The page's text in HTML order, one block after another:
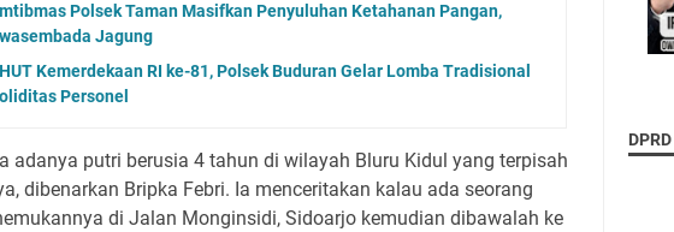
Polsek Taman Masifkan Penyuluhan Ketahanan Pangan,
Jagung
Kemerdekaan RI ke-81, Polsek Buduran Gelar Lomba Tradisional
Personel
adanya putri berusia 4 tahun di wilayah Bluru Kidul yang terpisah
dibenarkan Bripka Febri. Ia menceritakan kalau ada seorang
di Jalan Monginsidi, Sidoarjo kemudian dibawalah ke